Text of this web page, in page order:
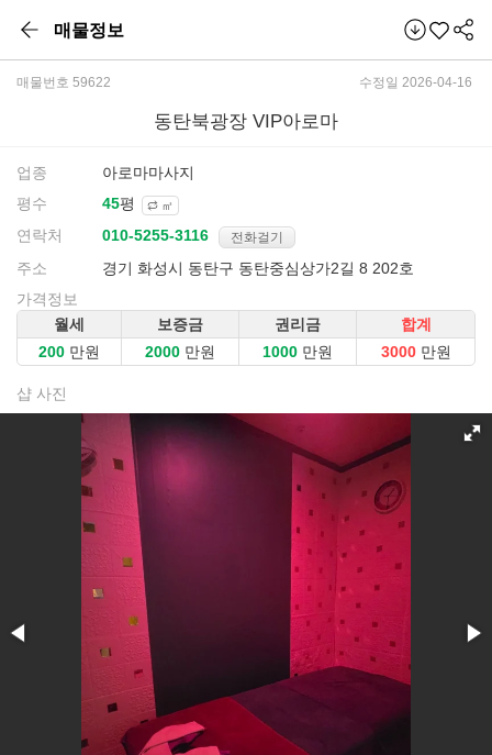
매물정보
매물번호 59622 수정일 2026-04-16
동탄북광장 VIP아로마
업종
아로마마사지
평수
평 ㎡
연락처 전화걸기
주소
경기 화성시 동탄구 동탄중심상가2길 8 202호
가격정보
월세
보증금 권리금
합계
만원
만원 만원 만원
샵 사진